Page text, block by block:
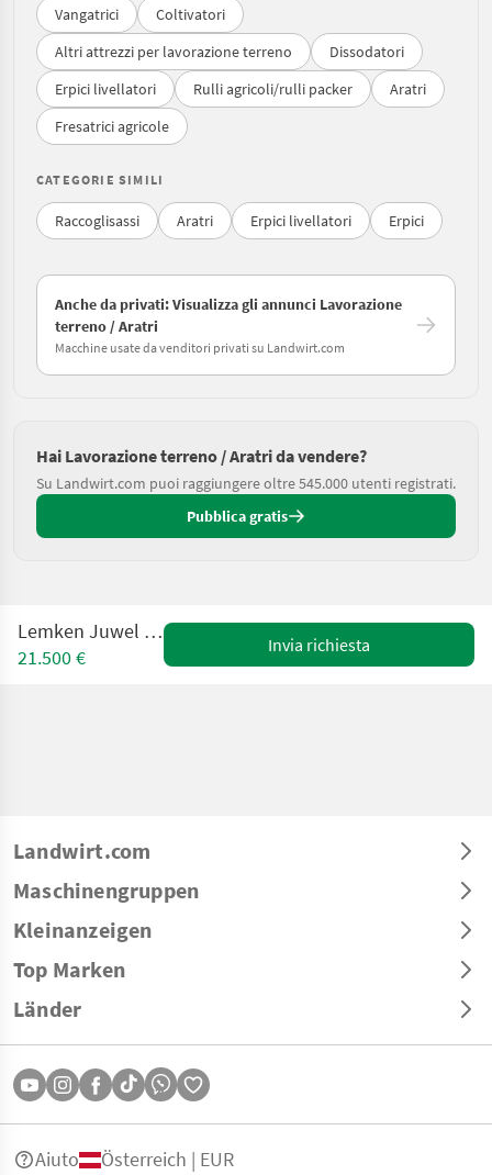
Vangatrici
Coltivatori
Altri attrezzi per lavorazione terreno
Dissodatori
Erpici livellatori
Rulli agricoli/rulli packer
Aratri
Fresatrici agricole
CATEGORIE SIMILI
Raccoglisassi Aratri Erpici livellatori Erpici
Anche da privati: Visualizza gli annunci Lavorazione
terreno / Aratri
Macchine usate da venditori privati su Landwirt.com
Hai Lavorazione terreno / Aratri da vendere?
Su Landwirt.com puoi raggiungere oltre 545.000 utenti registrati.
Pubblica gratis
Lemken Juwel 7M V4 N100
21.500 €
Invia richiesta
Landwirt.com
Maschinengruppen
Kleinanzeigen
Top Marken
Länder
Aiuto Österreich | EUR